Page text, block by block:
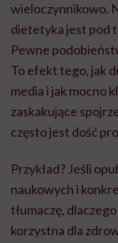
wieloczynnikowo.
dietetyka jest pod
Pewne
To efekt tego, jak
media i jak mocno
zaskakujące
często jest dość
Przykład? Jeśli
naukowych i
tłumaczę,
korzystna dla